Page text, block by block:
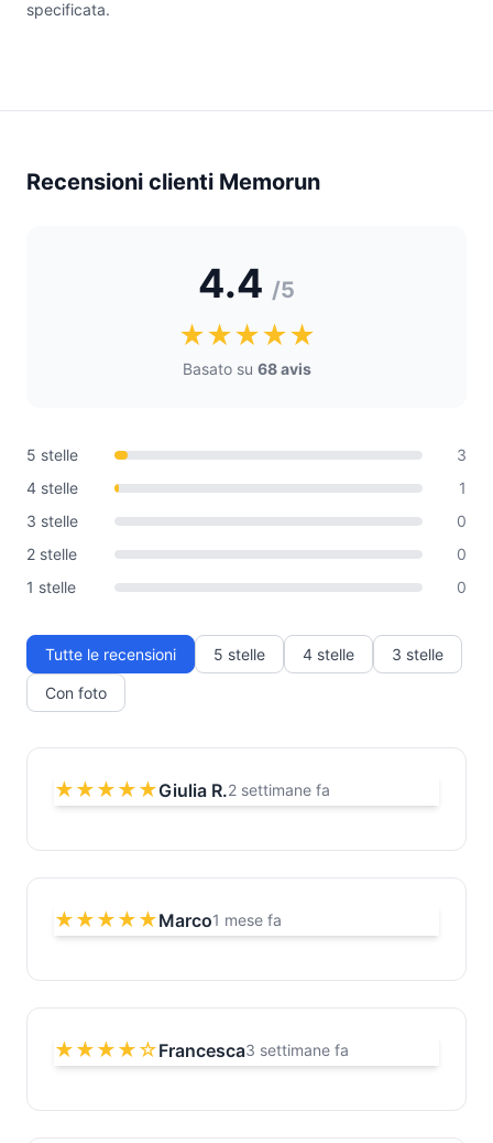
specificata.
Recensioni clienti Memorun
4.4 /5
★★★★★
Basato su 68 avis
5 stelle
3
4 stelle
1
3 stelle
0
2 stelle
0
1 stelle
0
Tutte le recensioni 5 stelle 4 stelle 3 stelle
Con foto
★★★★★Giulia R.2 settimane fa
★★★★★Marco1 mese fa
★★★★☆Francesca3 settimane fa